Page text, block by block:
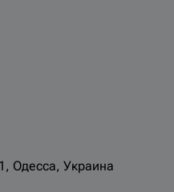
Одесса, Украина